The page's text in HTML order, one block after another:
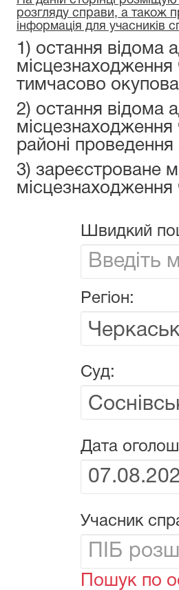
розгляду справи, а також
інформація для учасників
1) остання відома
місцезнаходження
тимчасово
2) остання відома
місцезнаходження
районі проведення
3) зареєстроване
місцезнаходження
Швидкий
Регіон:
Суд:
Дата
Від:
Учасник
Пошук по